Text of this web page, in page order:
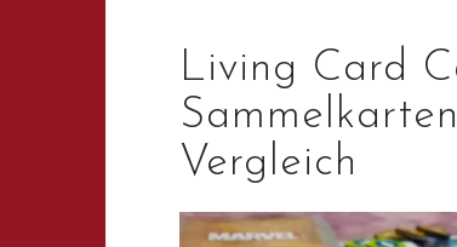
Living Card
Vergleich